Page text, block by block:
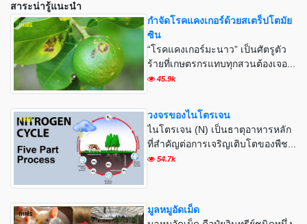
สาระน่ารู้แนะนำ
กำจัดโรคแคงเกอร์ด้วยสเตร็ปโตมัย
ซิน
“โรคแคงเกอร์มะนาว” เป็นศัตรูตัว
ร้ายที่เกษตรกรแทบทุกสวนต้องเจอ...
45.9k
วงจรของไนโตรเจน
ไนโตรเจน (N) เป็นธาตุอาหารหลัก
ที่สำคัญต่อการเจริญเติบโตของพืช...
54.7k
มูลหมูอัดเม็ด